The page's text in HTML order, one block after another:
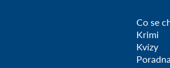
Co se
Krimi
Kvízy
Poradna